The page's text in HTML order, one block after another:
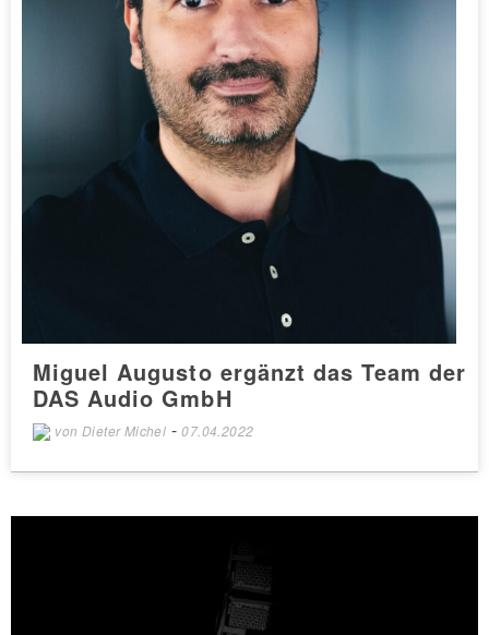
Miguel Augusto ergänzt das Team der
DAS Audio GmbH
von Dieter Michel -07.04.2022